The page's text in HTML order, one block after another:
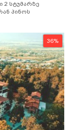
2 სტუმარზე
პინოს
36%